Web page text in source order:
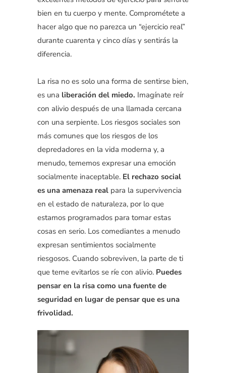
bien en tu cuerpo y mente. Comprométete a
hacer algo que no parezca un “ejercicio real”
durante cuarenta y cinco días y sentirás la
diferencia.
La risa no es solo una forma de sentirse bien,
es una liberación del miedo. Imagínate reír
con alivio después de una llamada cercana
con una serpiente. Los riesgos sociales son
más comunes que los riesgos de los
depredadores en la vida moderna y, a
menudo, tememos expresar una emoción
socialmente inaceptable. El rechazo social
es una amenaza real para la supervivencia
en el estado de naturaleza, por lo que
estamos programados para tomar estas
cosas en serio. Los comediantes a menudo
expresan sentimientos socialmente
riesgosos. Cuando sobreviven, la parte de ti
que teme evitarlos se ríe con alivio. Puedes
pensar en la risa como una fuente de
seguridad en lugar de pensar que es una
frivolidad.